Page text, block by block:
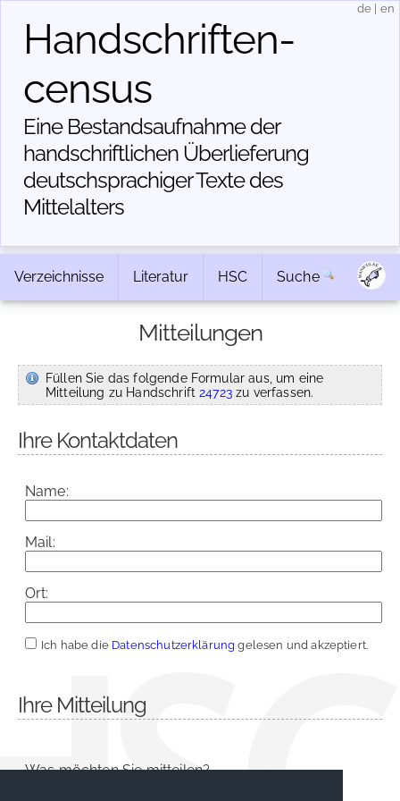
Handschriften­
census
Eine Bestandsaufnahme der
handschriftlichen Über­lieferung
deutschsprachiger Texte des
Mittelalters
de en
Verzeichnisse Literatur HSC Suche
Mitteilungen
Füllen Sie das folgende Formular aus, um eine
Mitteilung zu Handschrift24723zu verfassen.
Ihre Kontaktdaten
Name:
Mail:
Ort:
Ich habe die Datenschutzerklärung gelesen und akzeptiert.
Ihre Mitteilung
Was möchten Sie mitteilen?